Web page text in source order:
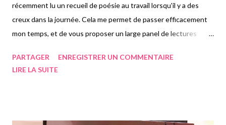
récemment lu un recueil de poésie au travail lorsqu'il y a des
creux dans la journée. Cela me permet de passer efficacement
mon temps, et de vous proposer un large panel de lectures
romans que ses recueils de poésie, je me suis dit que ce serait
PARTAGER
ENREGISTRER UN COMMENTAIRE
LIRE LA SUITE